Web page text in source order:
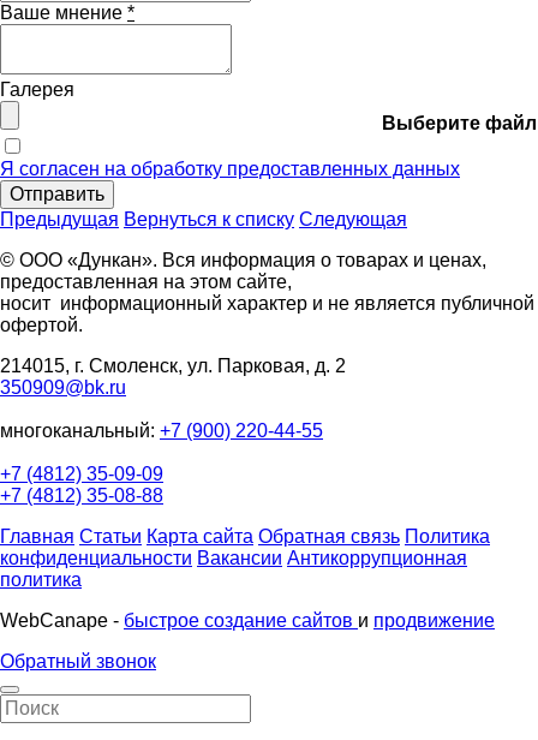
Ваше мнение *
Галерея
Выберите файл
Я согласен на обработку предоставленных данных
Отправить
Предыдущая Вернуться к списку Следующая
© ООО «Дункан». Вся информация о товарах и ценах,
предоставленная на этом сайте,
носит информационный характер и не является публичной
офертой.
214015, г. Смоленск, ул. Парковая, д. 2
350909@bk.ru
многоканальный: +7 (900) 220-44-55
+7 (4812) 35-09-09
+7 (4812) 35-08-88
Главная Статьи Карта сайта Обратная связь Политика
конфиденциальности Вакансии Антикоррупционная
политика
WebCanape - быстрое создание сайтов и продвижение
Обратный звонок